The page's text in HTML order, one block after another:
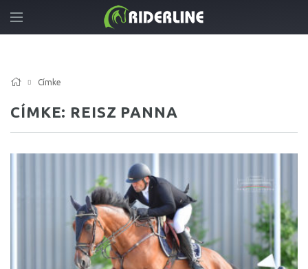
Címke
CÍMKE: REISZ PANNA